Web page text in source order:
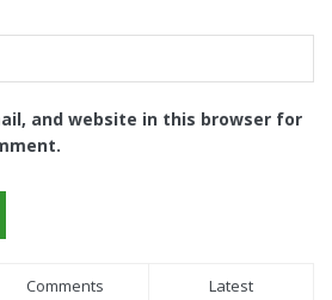
and website in this browser for
Comments Latest